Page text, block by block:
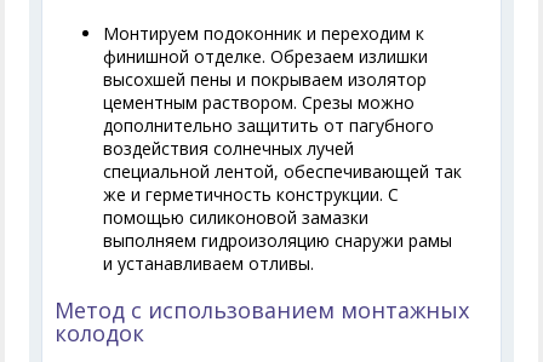
Монтируем подоконник и переходим к
финишной отделке. Обрезаем излишки
высохшей пены и покрываем изолятор
цементным раствором. Срезы можно
дополнительно защитить от пагубного
воздействия солнечных лучей
специальной лентой, обеспечивающей так
же и герметичность конструкции. С
помощью силиконовой замазки
выполняем гидроизоляцию снаружи рамы
и устанавливаем отливы.
Метод с использованием монтажных
колодок